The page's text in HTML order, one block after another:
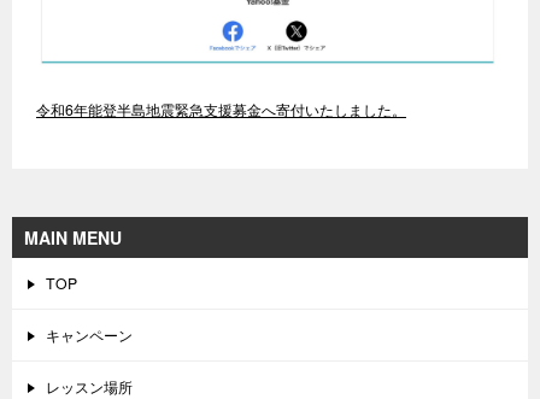
令和6年能登半島地震緊急支援募金へ寄付いたしました。
MAIN MENU
TOP
キャンペーン
レッスン場所